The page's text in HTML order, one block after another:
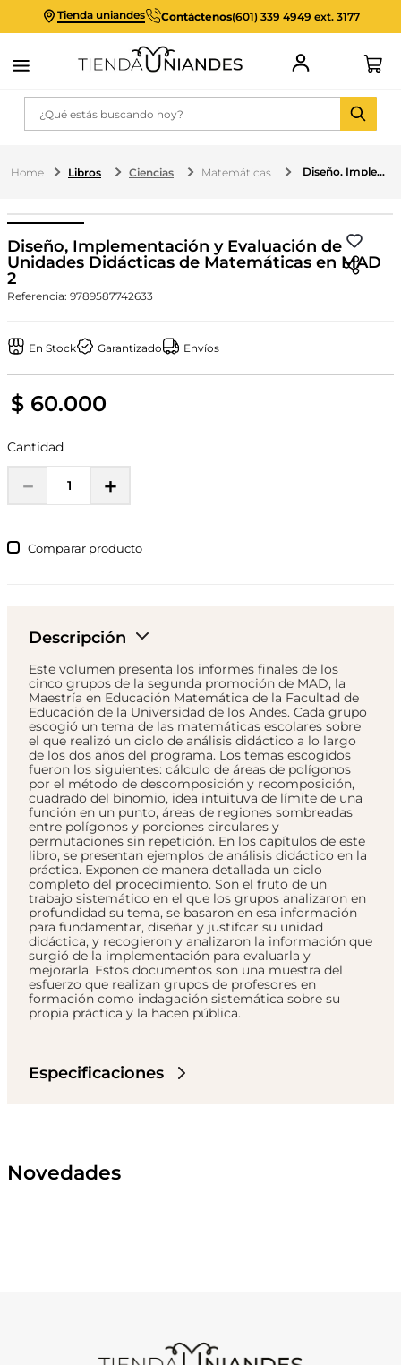
Tienda uniandes Contáctenos(601) 339 4949 ext. 3177
¿Qué estás buscando hoy?
Libros Ciencias Matemáticas Diseño, Implementación y Evaluación de Unidades Didácticas de Matemáticas en MAD 2
Diseño, Implementación y Evaluación de
Unidades Didácticas de Matemáticas en MAD
2
Referencia: 9789587742633
En Stock Garantizado Envíos
$ 60.000
Cantidad
＋
－
Comparar
Descripción
Este volumen presenta los informes finales de los
cinco grupos de la segunda promoción de MAD, la
Maestría en Educación Matemática de la Facultad de
Educación de la Universidad de los Andes. Cada grupo
escogió un tema de las matemáticas escolares sobre
el que realizó un ciclo de análisis didáctico a lo largo
de los dos años del programa. Los temas escogidos
fueron los siguientes: cálculo de áreas de polígonos
por el método de descomposición y recomposición,
cuadrado del binomio, idea intuituva de límite de una
función en un punto, áreas de regiones sombreadas
entre polígonos y porciones circulares y
permutaciones sin repetición. En los capítulos de este
libro, se presentan ejemplos de análisis didáctico en la
práctica. Exponen de manera detallada un ciclo
completo del procedimiento. Son el fruto de un
trabajo sistemático en el que los grupos analizaron en
profundidad su tema, se basaron en esa información
para fundamentar, diseñar y justifcar su unidad
didáctica, y recogieron y analizaron la información que
surgió de la implementación para evaluarla y
mejorarla. Estos documentos son una muestra del
esfuerzo que realizan grupos de profesores en
formación como indagación sistemática sobre su
propia práctica y la hacen pública.
Especificaciones
Novedades